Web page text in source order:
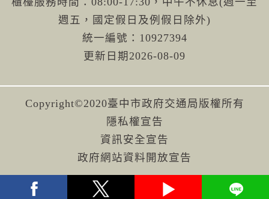
週五，國定假日及例假日除外)
統一編號：10927394
更新日期 2026-08-09
Copyright©2020臺中市政府交通局版權所有
隱私權宣告
資訊安全宣告
政府網站資料開放宣告